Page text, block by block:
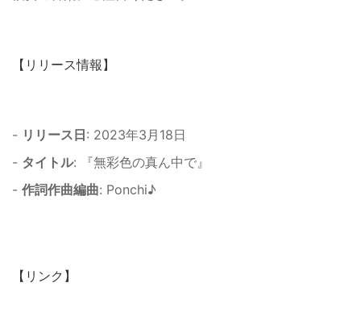
【リリース情報】
- リリース日 : 2023年3月18日
- タイトル: 『無彩色の真ん中で』
- 作詞作曲編曲: Ponchi♪
【リンク】